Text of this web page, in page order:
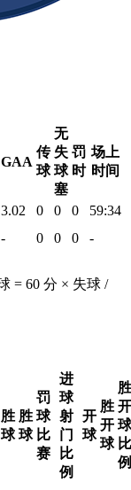
GAA
传
球
无
失
球
塞
罚
时
场上
时间
3.02 0 0 0
59:34
- 0 0 0
-
= 60 分 × 失球 /
胜
球
胜
球
罚
球
比
赛
进
球
射
门
比
例
开
球
胜
开
球
胜
开
球
比
例